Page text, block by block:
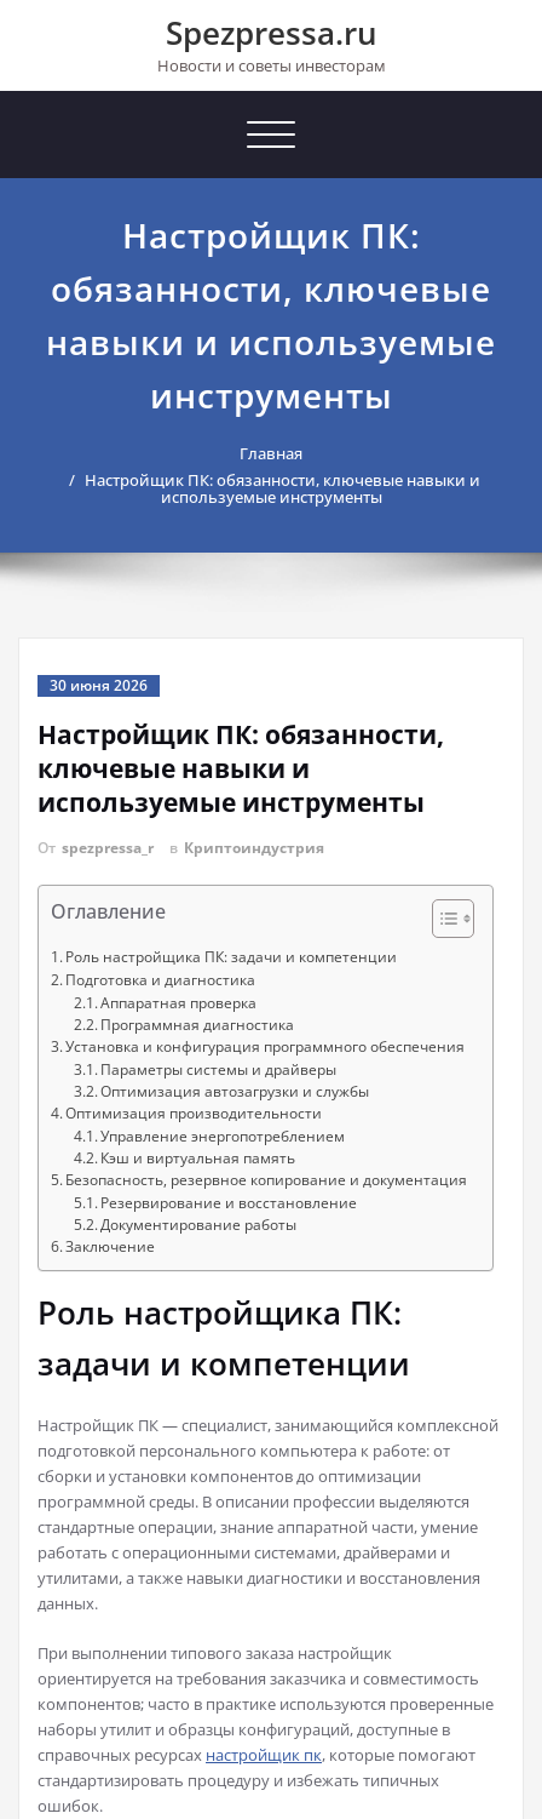
Spezpressa.ru
Новости и советы инвесторам
Toggle
Настройщик ПК:
обязанности, ключевые
навыки и используемые
инструменты
Главная
Настройщик ПК: обязанности, ключевые навыки и
используемые инструменты
30 июня 2026
Настройщик ПК: обязанности,
ключевые навыки и
используемые инструменты
От spezpressa_r в Криптоиндустрия
Оглавление
Роль настройщика ПК: задачи и компетенции
Подготовка и диагностика
Аппаратная проверка
Программная диагностика
Установка и конфигурация программного обеспечения
Параметры системы и драйверы
Оптимизация автозагрузки и службы
Оптимизация производительности
Управление энергопотреблением
Кэш и виртуальная память
Безопасность, резервное копирование и документация
Резервирование и восстановление
Документирование работы
Заключение
Роль настройщика ПК:
задачи и компетенции
Настройщик ПК — специалист, занимающийся комплексной
подготовкой персонального компьютера к работе: от
сборки и установки компонентов до оптимизации
программной среды. В описании профессии выделяются
стандартные операции, знание аппаратной части, умение
работать с операционными системами, драйверами и
утилитами, а также навыки диагностики и восстановления
данных.
При выполнении типового заказа настройщик
ориентируется на требования заказчика и совместимость
компонентов; часто в практике используются проверенные
наборы утилит и образцы конфигураций, доступные в
справочных ресурсах настройщик пк, которые помогают
стандартизировать процедуру и избежать типичных
ошибок.